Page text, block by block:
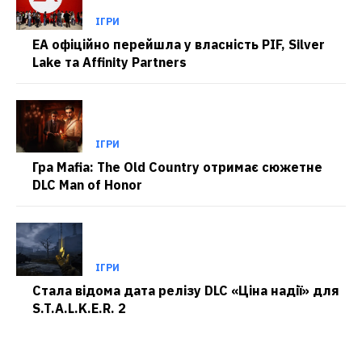
ІГРИ
EA офіційно перейшла у власність PIF, Silver
Lake та Affinity Partners
ІГРИ
Гра Mafia: The Old Country отримає сюжетне
DLC Man of Honor
ІГРИ
Стала відома дата релізу DLC «Ціна надії» для
S.T.A.L.K.E.R. 2